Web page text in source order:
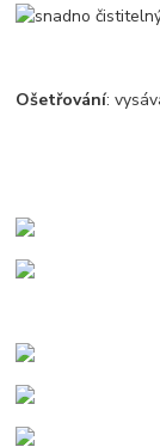
Ošetřování: